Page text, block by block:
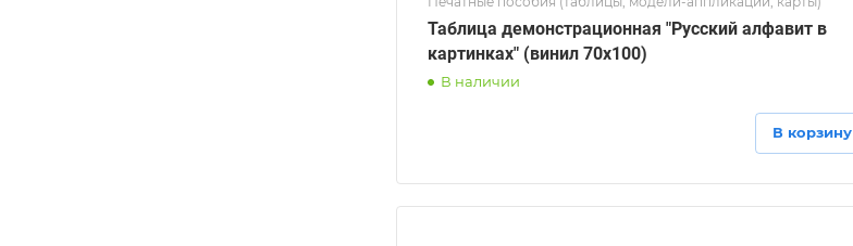
Таблица демонстрационная "Русский алфавит в
картинках" (винил 70х100)
В наличии
В корзину